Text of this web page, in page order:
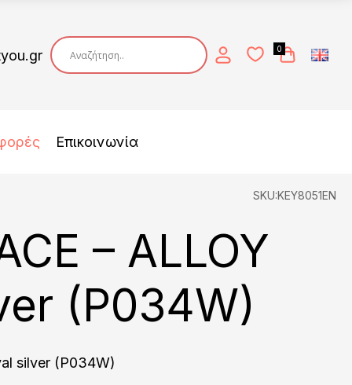
0
Επικοινωνία
SKU:KEY8051EN
– ALLOY
(P034W)
silver (P034W)